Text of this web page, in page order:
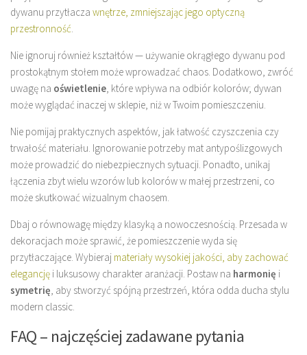
dywanu przytłacza wnętrze, zmniejszając jego optyczną
przestronność
Nie ignoruj również kształtów — używanie okrągłego dywanu pod
prostokątnym stołem może wprowadzać chaos. Dodatkowo, zwróć
uwagę na oświetlenie , które wpływa na odbiór kolorów; dywan
może wyglądać inaczej w sklepie, niż w Twoim pomieszczeniu.
Nie pomijaj praktycznych aspektów, jak łatwość czyszczenia czy
trwałość materiału. Ignorowanie potrzeby mat antypoślizgowych
może prowadzić do niebezpiecznych sytuacji. Ponadto, unikaj
łączenia zbyt wielu wzorów lub kolorów w małej przestrzeni, co
może skutkować wizualnym chaosem.
Dbaj o równowagę między klasyką a nowoczesnością. Przesada w
dekoracjach może sprawić, że pomieszczenie wyda się
przytłaczające. Wybieraj materiały wysokiej jakości, aby zachować
elegancję i luksusowy charakter aranżacji. Postaw na harmonię i
symetrię , aby stworzyć spójną przestrzeń, która odda ducha stylu
modern classic.
FAQ – najczęściej zadawane pytania